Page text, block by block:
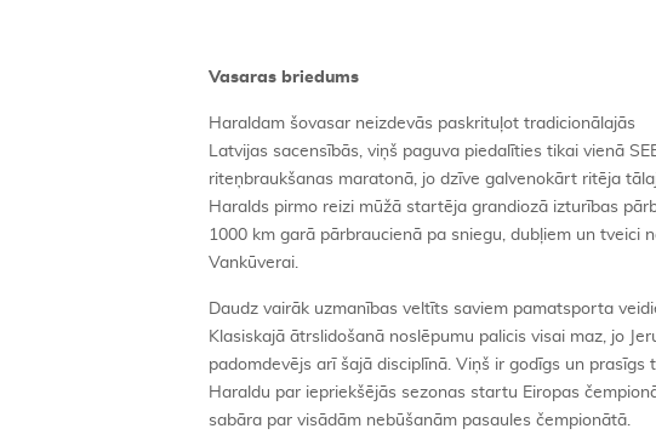
Vasaras briedums
Haraldam šovasar neizdevās paskrituļot tradicionālajās
Latvijas sacensībās, viņš paguva piedalīties tikai vienā
riteņbraukšanas maratonā, jo dzīve galvenokārt ritēja
Haralds pirmo reizi mūžā startēja grandiozā izturības
1000 km garā pārbraucienā pa sniegu, dubļiem un tveici
Vankūverai.
Daudz vairāk uzmanības veltīts saviem pamatsporta
Klasiskajā ātrslidošanā noslēpumu palicis visai maz, jo
padomdevējs arī šajā disciplīnā. Viņš ir godīgs un prasīgs
Haraldu par iepriekšējās sezonas startu Eiropas
sabāra par visādām nebūšanām pasaules čempionātā.